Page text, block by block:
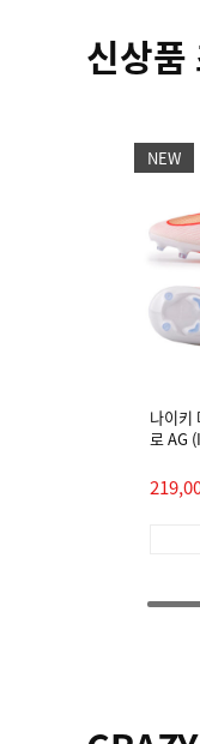
신상품
NEW
나이키
로 AG